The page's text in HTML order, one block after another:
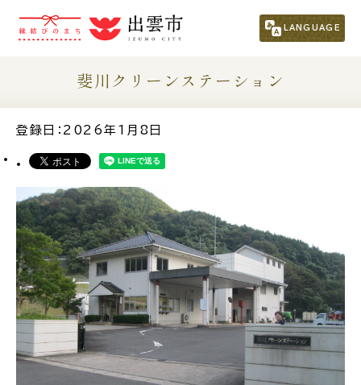
LANGUAGE
市民の方 （くらし・行政・議会）
事業者の方
観光される方
移住・定住をお考えの方
For Foreigners
外国人の方へ
新着情報一覧
ふるさと納税
斐川クリーンステーション
登録日：2026年1月8日